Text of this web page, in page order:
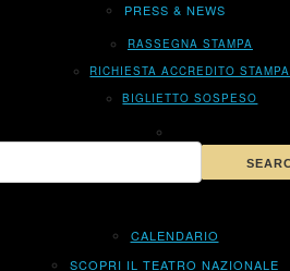
PRESS & NEWS
RASSEGNA STAMPA
RICHIESTA ACCREDITO STAMPA
BIGLIETTO SOSPESO
CALENDARIO
SCOPRI IL TEATRO NAZIONALE